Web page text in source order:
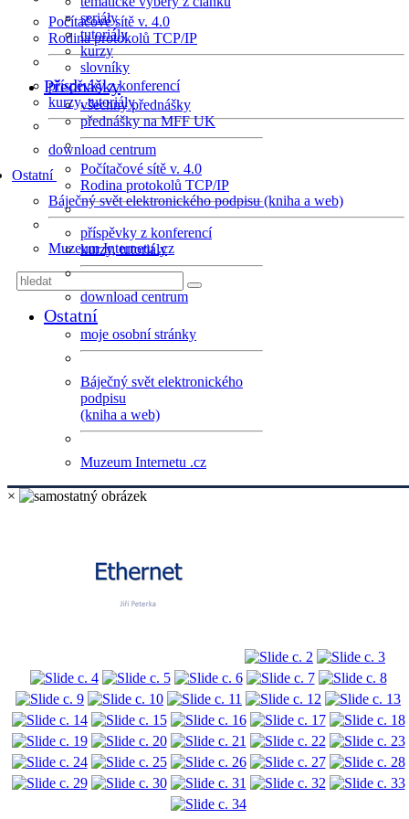
Počítačové sítě v. 4.0
Rodina protokolů TCP/IP
příspěvky z konferencí
kurzy, tutoriály
download centrum
Ostatní
Báječný svět elektronického podpisu (kniha a web)
Muzeum Internetu .cz
seriály
tutoriály
kurzy
slovníky
Přednášky
všechny přednášky
přednášky na MFF UK
Počítačové sítě v. 4.0
Rodina protokolů TCP/IP
příspěvky z konferencí
kurzy, tutoriály
download centrum
Ostatní
moje osobní stránky
Báječný svět elektronického
podpisu
(kniha a web)
Muzeum Internetu .cz
×